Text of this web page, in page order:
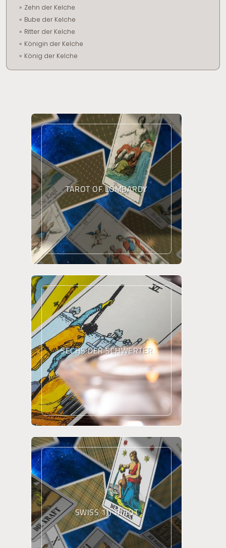
Zehn der Kelche
Bube der Kelche
Ritter der Kelche
Königin der Kelche
König der Kelche
TAROT OF LOMBARDY
SECHS DER SCHWERTER
SWISS 1JJ TAROT